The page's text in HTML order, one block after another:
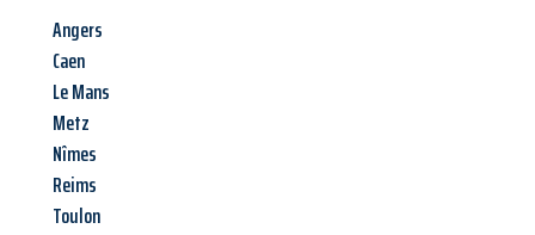
Angers
Caen
Le Mans
Metz
Nîmes
Reims
Toulon